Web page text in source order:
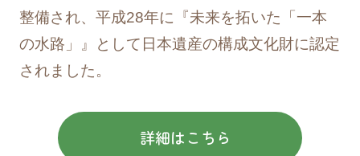
2025/11/10 お知らせ
「フロンティア広場」芝生養生実施のお知
2025/11/06 リリース
整備され、平成28年に『未来を拓いた「一本
の水路」』として日本遺産の構成文化財に認定
されました。
詳細はこちら